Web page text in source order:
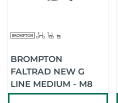
BROMPTON
FALTRAD NEW G
LINE MEDIUM - M8
R/D (SPACE BLACK)